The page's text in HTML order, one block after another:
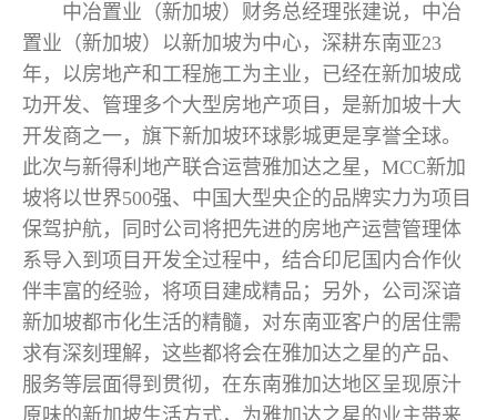
中冶置业（新加坡）财务总经理张建说，中冶
置业（新加坡）以新加坡为中心，深耕东南亚23
年，以房地产和工程施工为主业，已经在新加坡成
功开发、管理多个大型房地产项目，是新加坡十大
开发商之一，旗下新加坡环球影城更是享誉全球。
此次与新得利地产联合运营雅加达之星，MCC新加
坡将以世界500强、中国大型央企的品牌实力为项目
保驾护航，同时公司将把先进的房地产运营管理体
系导入到项目开发全过程中，结合印尼国内合作伙
伴丰富的经验，将项目建成精品；另外，公司深谙
新加坡都市化生活的精髓，对东南亚客户的居住需
求有深刻理解，这些都将会在雅加达之星的产品、
服务等层面得到贯彻，在东南雅加达地区呈现原汁